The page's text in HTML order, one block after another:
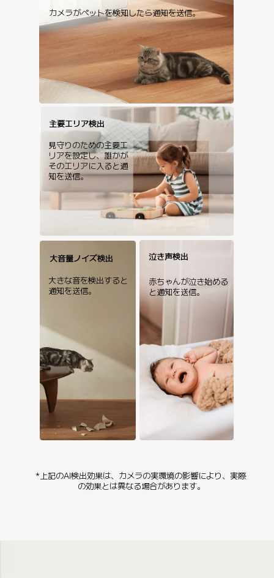
カメラがペットを検知したら通知を送信。
主要エリア検出
見守りのための主要エ
リアを設定し、誰かが
そのエリアに入ると通
知を送信。
大音量ノイズ検出 泣き声検出
大きな音を検出すると
通知を送信。
赤ちゃんが泣き始める
と通知を送信。
*上記のAI検出効果は、カメラの実環境の影響により、実際
の効果とは異なる場合があります。